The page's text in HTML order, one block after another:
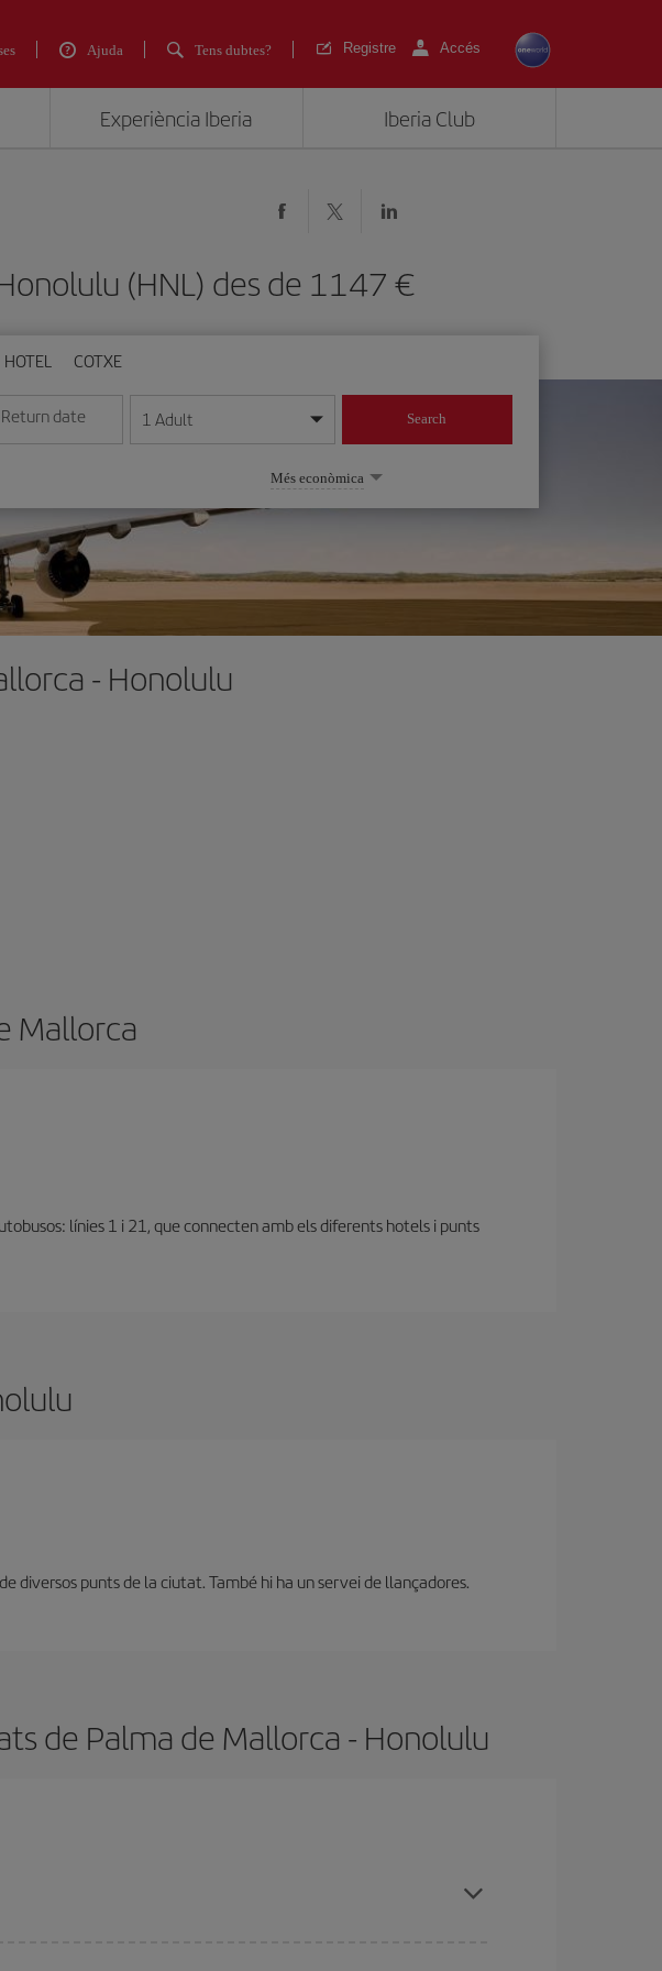
Ajuda Tens dubtes? Registre Accés
Experiència Iberia Iberia Club
Honolulu (HNL) des de 1147
HOTEL COTXE
dia/mes/any
Return date
la fecha en format dia/mes/any
1 Adult Search
Més econòmica
- Honolulu
Mallorca
línies 1 i 21, que connecten amb els diferents hotels i punts
diversos punts de la ciutat. També hi ha un servei de llançadores.
de Palma de Mallorca - Honolulu